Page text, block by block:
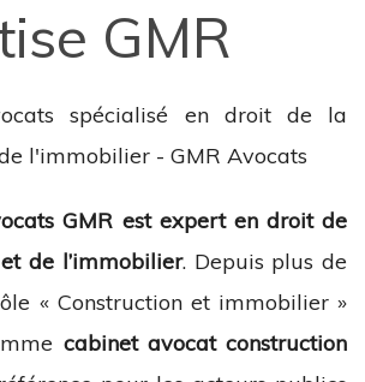
GMR
GMR est expert en droit de
de l’immobilier. Depuis plus de
« Construction et immobilier »
cabinet avocat construction